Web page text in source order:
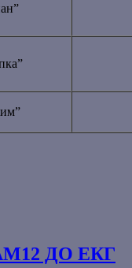
ДО ЕКГ